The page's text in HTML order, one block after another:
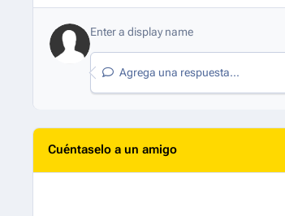
Agrega una respuesta...
Cuéntaselo a un amigo